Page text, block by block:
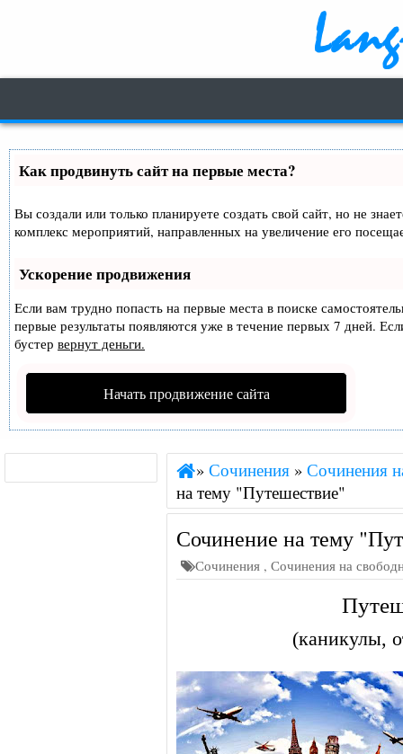
Как продвинуть сайт на первые места?
Вы создали или только планируете создать свой сайт, но не
комплекс мероприятий, направленных на увеличение его
Ускорение продвижения
Если вам трудно попасть на первые места в поиске
первые результаты появляются уже в течение первых 7 дней.
бустер вернут деньги.
Начать продвижение сайта
» Сочинения » Сочинения
на тему "Путешествие"
Сочинение на тему
Сочинения , Сочинения на
(каникулы,